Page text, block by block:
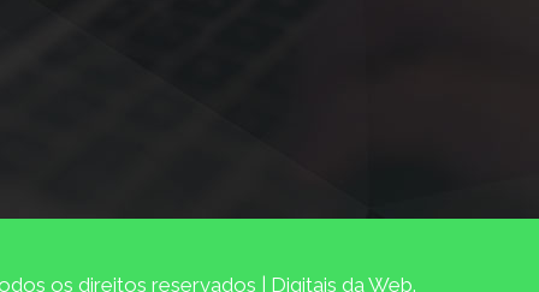
os direitos reservados | Digitais da Web.